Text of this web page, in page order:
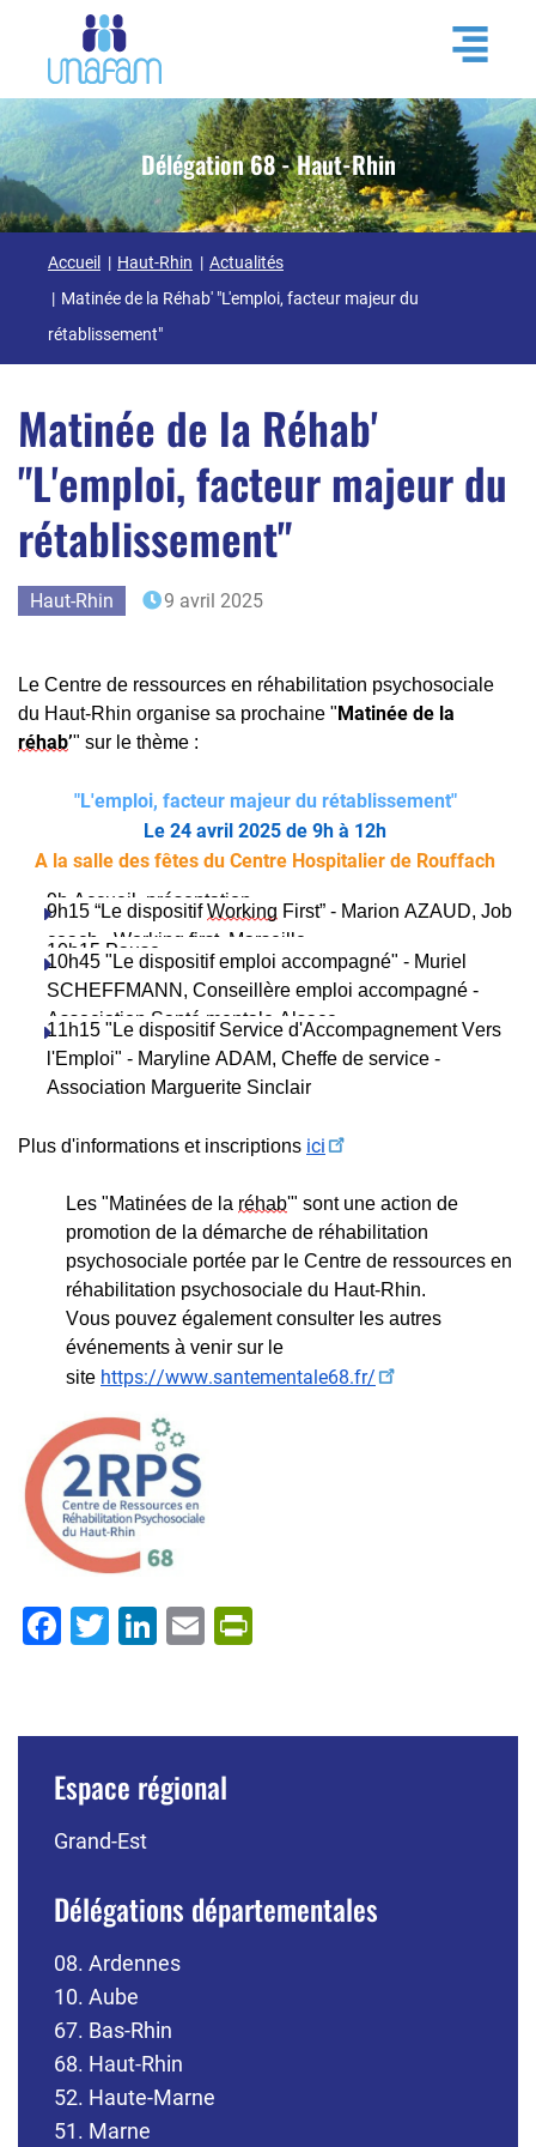
Délégation 68 - Haut-Rhin
Accueil Haut-Rhin
Actualités
Matinée de la Réhab' "L'emploi, facteur majeur du
rétablissement"
Matinée de la Réhab'
"L'emploi, facteur majeur du
rétablissement"
Haut-Rhin 9 avril 2025
Le Centre de ressources en réhabilitation psychosociale
du Haut-Rhin organise sa prochaine "
réhab’" sur le thème :
"L'emploi, facteur majeur du rétablissement"
Le 24 avril 2025 de 9h à 12h
A la salle des fêtes du Centre Hospitalier de Rouffach
9h Accueil, présentation
9h15 “Le dispositif Working First” - Marion AZAUD, Job
coach - Working first, Marseille
10h15 Pause
10h45 "Le dispositif emploi accompagné" - Muriel
SCHEFFMANN, Conseillère emploi accompagné -
Association Santé mentale Alsace
11h15 "Le dispositif Service d'Accompagnement Vers
l'Emploi" - Maryline ADAM, Cheffe de service -
Association Marguerite Sinclair
Plus d'informations et inscriptions ici
Les "Matinées de la réhab'" sont une action de
promotion de la démarche de réhabilitation
psychosociale portée par le Centre de ressources en
réhabilitation psychosociale du Haut-Rhin.
Vous pouvez également consulter les autres
événements à venir sur le
site https://www.santementale68.fr/
Facebook
Twitter
LinkedIn
Email
Espace régional
Grand-Est
Délégations départementales
08. Ardennes
10. Aube
67. Bas-Rhin
68. Haut-Rhin
52. Haute-Marne
51. Marne